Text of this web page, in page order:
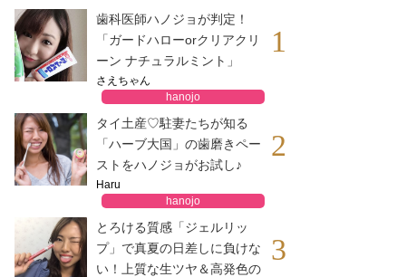
歯科医師ハノジョが判定！
「ガードハローorクリアクリ
ーン ナチュラルミント」
さえちゃん
hanojo
1
タイ土産♡駐妻たちが知る
「ハーブ大国」の歯磨きペー
ストをハノジョがお試し♪
Haru
hanojo
2
とろける質感「ジェルリッ
プ」で真夏の日差しに負けな
い！上質な生ツヤ＆高発色の
3